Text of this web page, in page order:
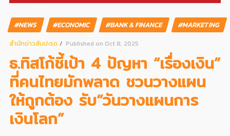
#NEWS #ECONOMIC #BANK & FINANCE
#MARKETING
สํานักข่าวสับปะรด
Published on Oct 8, 2025
ธ.ทิสโก้ชี้เป้า 4 ปัญหา “เรื่องเงิน”
ที่คนไทยมักพลาด ชวนวางแผน
ให้ถูกต้อง รับ“วันวางแผนการ
เงินโลก”